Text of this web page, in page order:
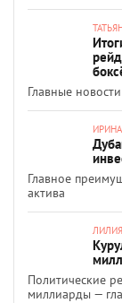
Главные
Главное
актива
Политические
миллиарды —